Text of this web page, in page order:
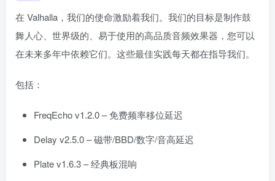
在 Valhalla，我们的使命激励着我们。我们的目标是制作鼓
舞人心、世界级的、易于使用的高品质音频效果器，您可以
在未来多年中依赖它们。这些最佳实践每天都在指导我们。
包括：
FreqEcho v1.2.0 – 免费频率移位延迟
Delay v2.5.0 – 磁带/BBD/数字/音高延迟
Plate v1.6.3 – 经典板混响